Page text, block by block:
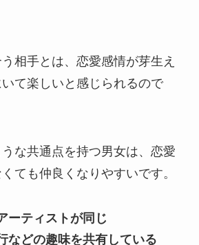
相手とは、恋愛感情が芽生え
て楽しいと感じられるので
な共通点を持つ男女は、恋愛
ても仲良くなりやすいです。
ーティストが同じ
などの趣味を共有している